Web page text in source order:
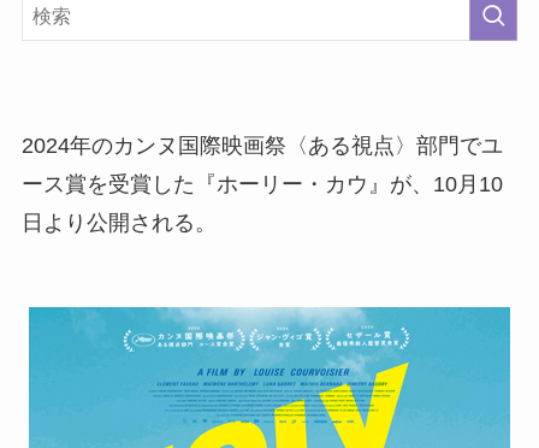
2024年のカンヌ国際映画祭〈ある視点〉部門でユ
ース賞を受賞した『ホーリー・カウ』が、10月10
日より公開される。